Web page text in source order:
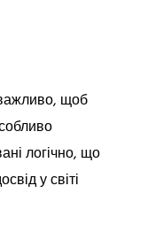
щоб
логічно, що
у світі